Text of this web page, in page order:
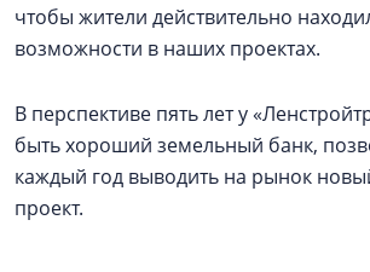
чтобы жители действительно
возможности в наших проектах.
В перспективе пять лет у
быть хороший земельный банк,
каждый год выводить на рынок
проект.